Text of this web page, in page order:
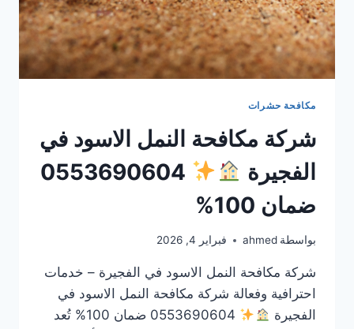
مكافحة حشرات
شركة مكافحة النمل الاسود في
الفجيرة
0553690604
ضمان 100%
بواسطة ahmed فبراير 4, 2026
شركة مكافحة النمل الاسود في الفجيرة – خدمات
احترافية وفعالة شركة مكافحة النمل الاسود في
الفجيرة
0553690604 ضمان 100% تُعد